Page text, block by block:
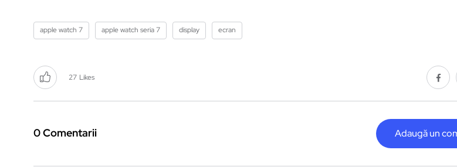
apple watch 7 apple watch seria 7 display ecran
27 Likes
0 Comentarii Adaugă un